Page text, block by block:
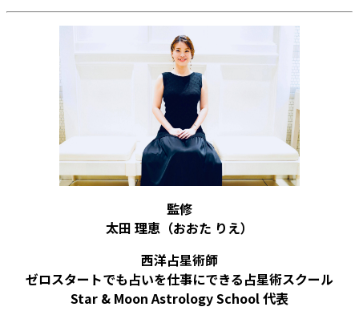
監修
太田 理恵 （おおた りえ）
西洋占星術師
ゼロスタートでも占いを仕事にできる占星術スクール
Star & Moon Astrology School 代表